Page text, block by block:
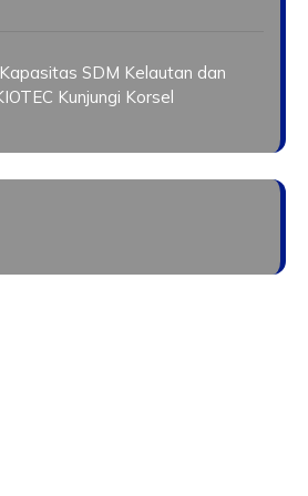
SDM Kelautan dan
Kunjungi Korsel